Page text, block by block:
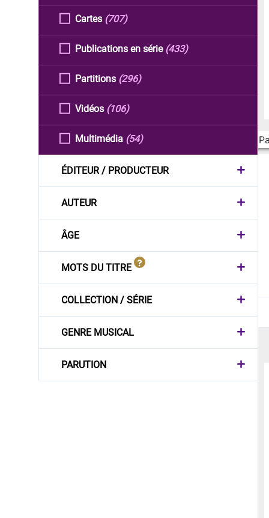
Cartes (707)
Publications en série (433)
Partitions (296)
Vidéos (106)
Multimédia (54)
ÉDITEUR / PRODUCTEUR
AUTEUR
ÂGE
MOTS DU TITRE
COLLECTION / SÉRIE
GENRE MUSICAL
PARUTION